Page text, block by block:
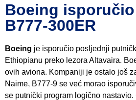
Boeing
B777-300ER
Boeing je isporučio posljednji
Ethiopianu preko lezora Altavaira.
ovih aviona. Kompaniji je ostalo još
Naime, B777-9 se već morao
se putnički program logično nastavio.